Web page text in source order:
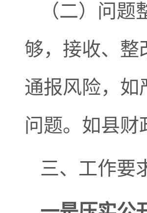
（二）问
够，接收、整
通报风险，如
问题。如县财
三、工作要